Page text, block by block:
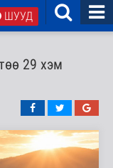
ШУУД
29 хэм